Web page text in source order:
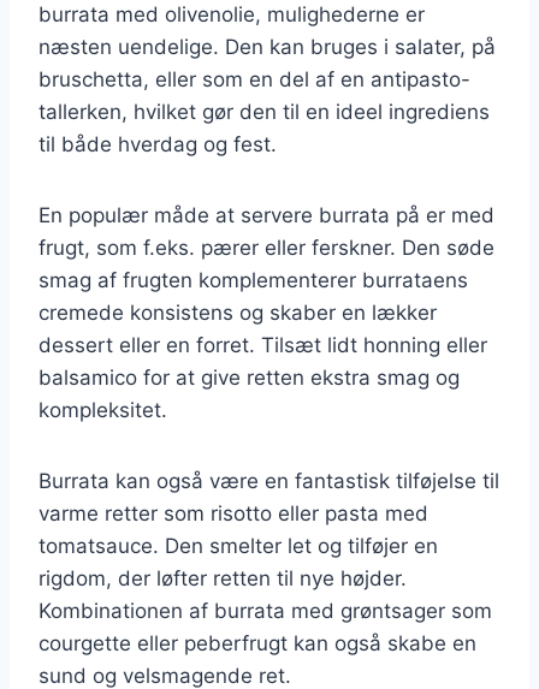
burrata med olivenolie, mulighederne er
næsten uendelige. Den kan bruges i salater, på
bruschetta, eller som en del af en antipasto-
tallerken, hvilket gør den til en ideel ingrediens
til både hverdag og fest.
En populær måde at servere burrata på er med
frugt, som f.eks. pærer eller ferskner. Den søde
smag af frugten komplementerer burrataens
cremede konsistens og skaber en lækker
dessert eller en forret. Tilsæt lidt honning eller
balsamico for at give retten ekstra smag og
kompleksitet.
Burrata kan også være en fantastisk tilføjelse til
varme retter som risotto eller pasta med
tomatsauce. Den smelter let og tilføjer en
rigdom, der løfter retten til nye højder.
Kombinationen af burrata med grøntsager som
courgette eller peberfrugt kan også skabe en
sund og velsmagende ret.